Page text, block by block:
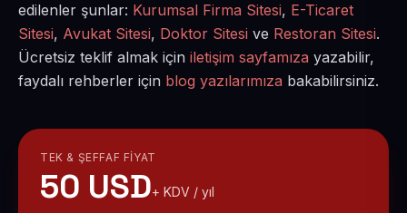
edilenler şunlar: Kurumsal Firma Sitesi, E-Ticaret
Sitesi, Avukat Sitesi, Doktor Sitesi ve Restoran Sitesi.
Ücretsiz teklif almak için iletişim sayfamıza yazabilir,
faydalı rehberler için blog yazılarımıza bakabilirsiniz.
TEK & ŞEFFAF FIYAT
50 USD+ KDV / yıl